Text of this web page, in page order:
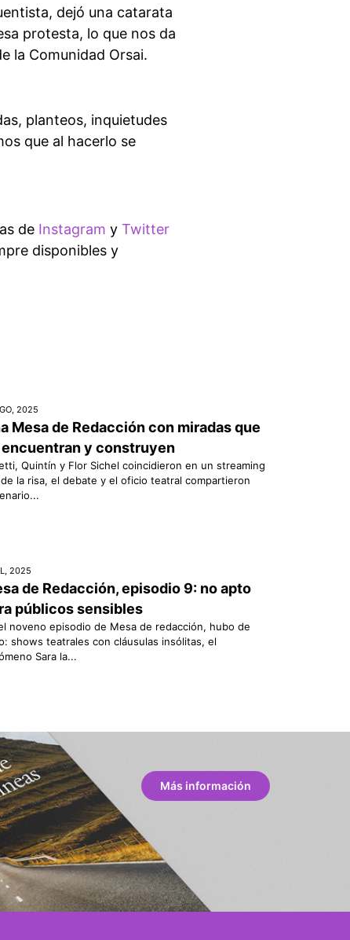
dejó una catarata
protesta, lo que nos da
la Comunidad Orsai.
planteos, inquietudes
que al hacerlo se
de Instagram y Twitter
disponibles y
2025
Mesa de Redacción con miradas que
encuentran y construyen
Quintín y Flor Sichel coincidieron en un streaming
la risa, el debate y el oficio teatral compartieron
2025
de Redacción, episodio 9: no apto
públicos sensibles
noveno episodio de Mesa de redacción, hubo de
shows teatrales con cláusulas insólitas, el
Sara la...
Más información